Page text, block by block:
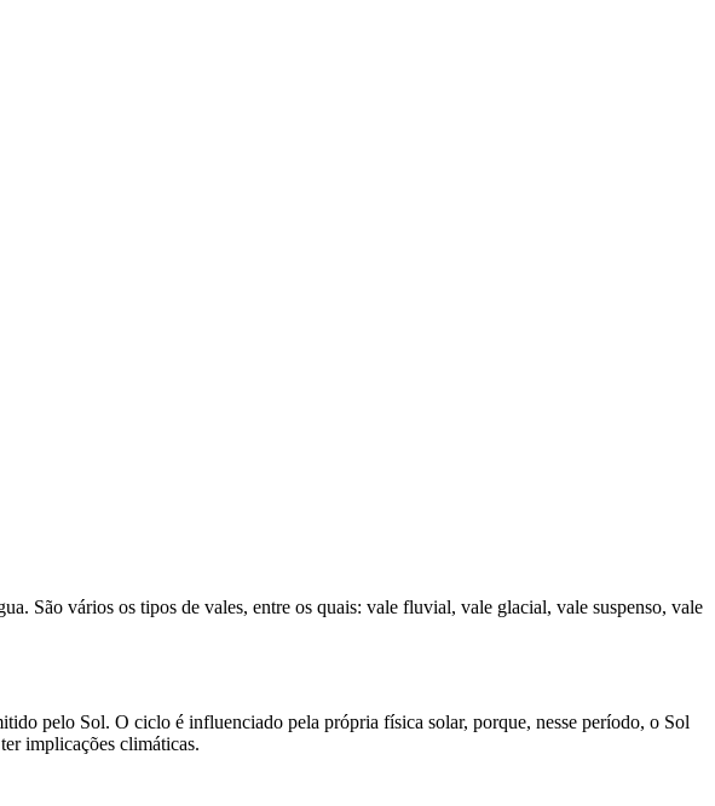
São vários os tipos de vales, entre os quais: vale fluvial, vale glacial, vale suspenso, vale
pelo Sol. O ciclo é influenciado pela própria física solar, porque, nesse período, o Sol
implicações climáticas.